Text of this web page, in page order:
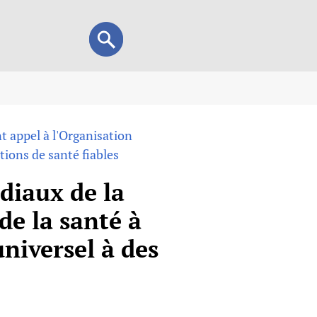
Search
Search
Children
Policy and Practice
health and rights)
Portuguese
Français
Español
appel à l'Organisation
de santé fiables
de la
la santé à
à des